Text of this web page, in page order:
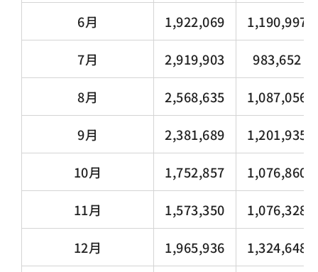
6月 1,922,069 1,190,997
7月 2,919,903 983,652
8月 2,568,635 1,087,056
9月 2,381,689 1,201,935
10月 1,752,857 1,076,860
11月 1,573,350 1,076,328
12月 1,965,936 1,324,648